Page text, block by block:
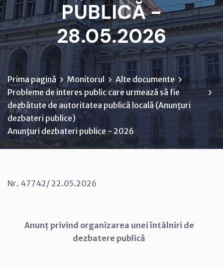
PUBLICĂ -
28.05.2026
Prima pagină Monitorul
Alte documente
Probleme de interes public care urmează să fie
dezbătute de autoritatea publică locală (Anunţuri
dezbateri publice)
Anunţuri dezbateri publice - 2026
Nr. 47742/ 22.05.2026
Anunț privind organizarea unei întâlniri de
dezbatere publică